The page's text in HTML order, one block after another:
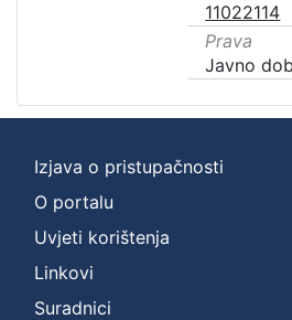
11022114
Prava
Javno
Izjava o pristupačnosti
O portalu
Uvjeti korištenja
Linkovi
Suradnici